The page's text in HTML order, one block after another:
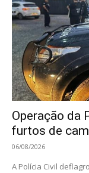
Operação da
furtos de
06/08/2026
A Polícia Civil